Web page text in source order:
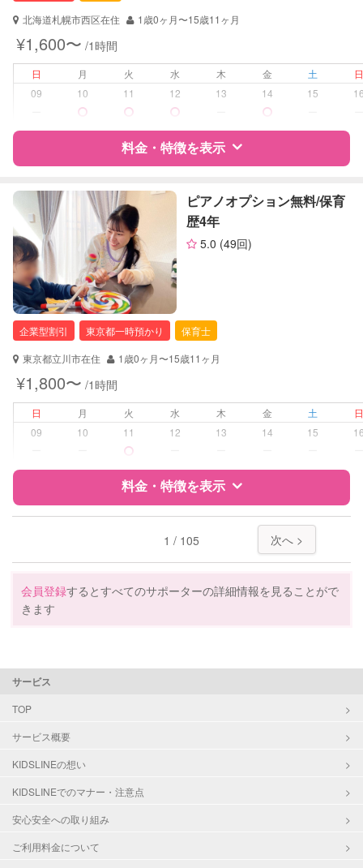
病児対応 病児、病後児、ともに不可
障がい児対応 対応可否は個別に相談
レッスン なし
定期予約
お子様の撮影
（定期特典）
対応不可
北海道札幌市西区在住
1歳0ヶ月〜15歳11ヶ月
¥1,600〜 /1時間
日 月 火 水 木 金 土
09
10 11 12 13 14 15
料金・特徴を表示
特徴 料金 レビュー
サポートの特徴
資格
企業型割引対象(旧内閣府補助対象)
自治体届出済ベビーシッター
保育士
幼稚園教諭
お泊まり保育
子育て経験
障がい児対応 対応可否は個別に相談
音楽レッスン
お子様の撮影
ピアノオプション無料/保育
歴4年
5.0 (49回)
企業型割引 東京都一時預かり
保育士
東京都立川市在住
1歳0ヶ月〜15歳11ヶ月
¥1,800〜 /1時間
日 月 火 水 木 金 土
09
10 11 12 13 14 15
料金・特徴を表示
レビュー
サポートの特徴
資格
病児対応
障がい児対応
1 / 105 次へ >
会員登録するとすべてのサポーターの詳細情報を見ることがで
きます
サービス
TOP
サービス概要
KIDSLINEの想い
KIDSLINEでのマナー・注意点
安心安全への取り組み
ご利用料金について